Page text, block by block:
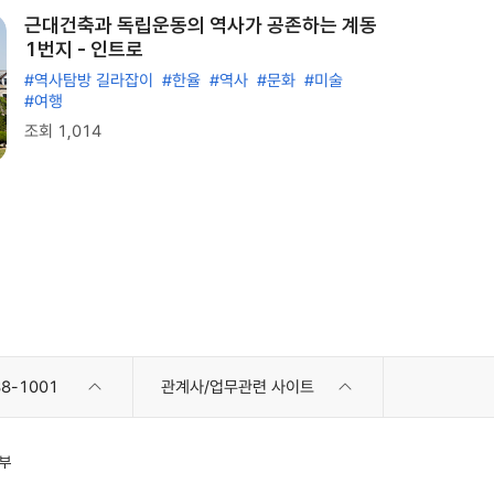
근대건축과 독립운동의 역사가 공존하는 계동
1번지 - 인트로
#역사탐방 길라잡이 #한율 #역사 #문화 #미술
#여행
조회 1,014
1001 관계사/업무관련 사이트